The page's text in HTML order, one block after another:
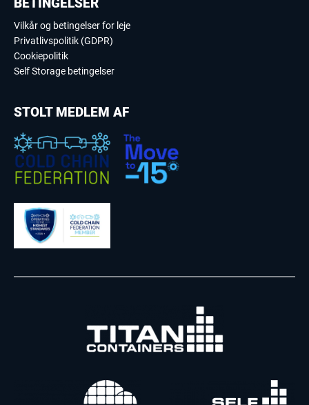
BETINGELSER
Vilkår og betingelser for leje
Privatlivspolitik (GDPR)
Cookiepolitik
Self Storage betingelser
STOLT MEDLEM AF